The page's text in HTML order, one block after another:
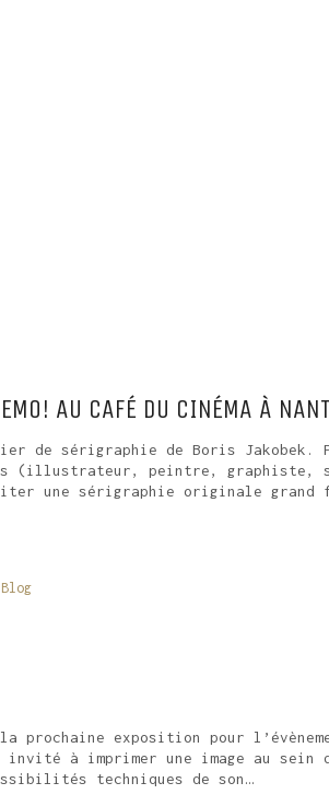
AU CAFÉ DU CINÉMA À
de sérigraphie de Boris
(illustrateur, peintre, graphiste,
une sérigraphie originale grand
prochaine exposition pour
invité à imprimer une image au
techniques de son…